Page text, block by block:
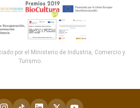
por el Ministerio de Industria, Comercio y
Turismo.